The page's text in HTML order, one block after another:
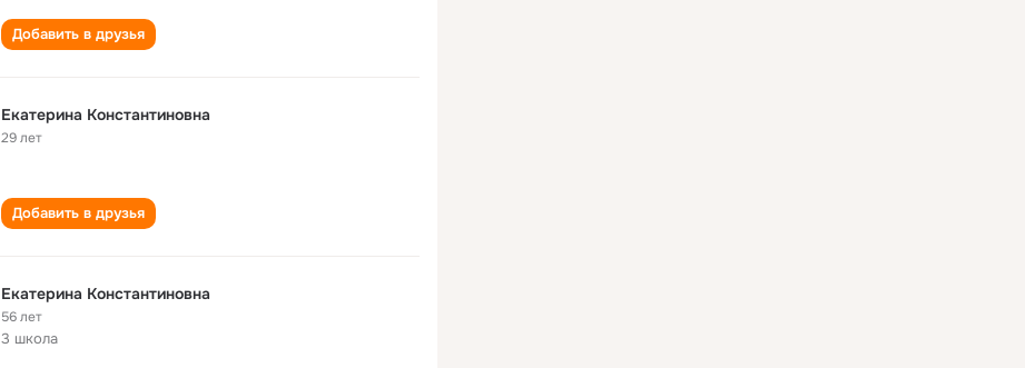
Добавить в друзья
Екатерина Константиновна
29 лет
Добавить в друзья
Екатерина Константиновна
56 лет
3 школа